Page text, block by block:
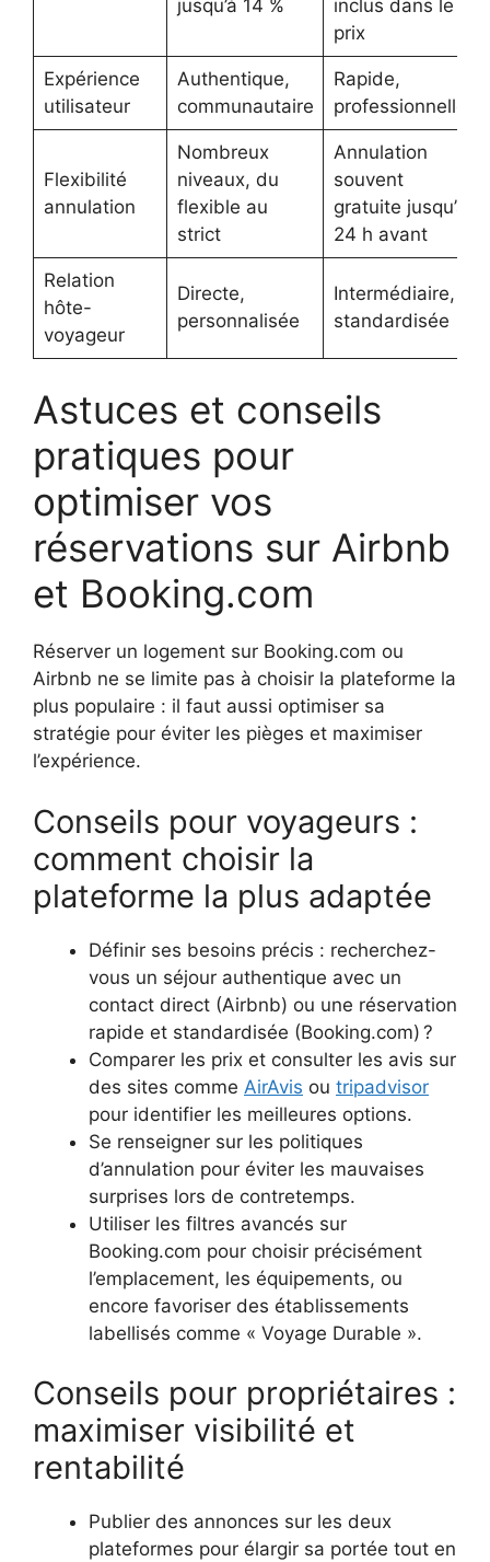
jusqu’à 14 %
inclus dans le
prix
Expérience
utilisateur
Authentique,
communautaire
Rapide,
professionnelle
Flexibilité
annulation
Nombreux
niveaux, du
flexible au
strict
Annulation
souvent
gratuite jusqu’à
24 h avant
Relation
hôte-
voyageur
Directe,
personnalisée
Intermédiaire,
standardisée
Astuces et conseils
pratiques pour
optimiser vos
réservations sur Airbnb
et Booking.com
Réserver un logement sur Booking.com ou
Airbnb ne se limite pas à choisir la plateforme la
plus populaire : il faut aussi optimiser sa
stratégie pour éviter les pièges et maximiser
l’expérience.
Conseils pour voyageurs :
comment choisir la
plateforme la plus adaptée
Définir ses besoins précis : recherchez-
vous un séjour authentique avec un
contact direct (Airbnb) ou une réservation
rapide et standardisée (Booking.com) ?
Comparer les prix et consulter les avis sur
des sites comme AirAvis ou tripadvisor
pour identifier les meilleures options.
Se renseigner sur les politiques
d’annulation pour éviter les mauvaises
surprises lors de contretemps.
Utiliser les filtres avancés sur
Booking.com pour choisir précisément
l’emplacement, les équipements, ou
encore favoriser des établissements
labellisés comme « Voyage Durable ».
Conseils pour propriétaires :
maximiser visibilité et
rentabilité
Publier des annonces sur les deux
plateformes pour élargir sa portée tout en